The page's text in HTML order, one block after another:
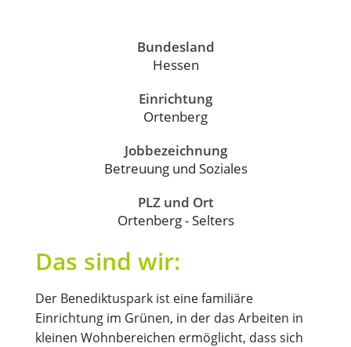
Bundesland
Hessen
Einrichtung
Ortenberg
Jobbezeichnung
Betreuung und Soziales
PLZ und Ort
Ortenberg - Selters
Das sind wir:
Der Benediktuspark ist eine familiäre
Einrichtung im Grünen, in der das Arbeiten in
kleinen Wohnbereichen ermöglicht, dass sich